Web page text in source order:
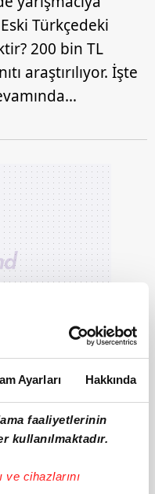
Ayarları Hakkında
faaliyetlerinin
kullanılmaktadır.
ve cihazlarını
Türkçedeki
200 bin TL
araştırılıyor. İşte